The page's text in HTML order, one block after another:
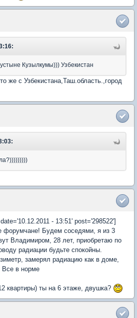
Кузылкумы))) Узбекистан
же с Узбекистана,Таш.область.,город
- 13:51' post='298522']
форумчане! Будем соседями, я из 3
Владимиром, 28 лет, приобретаю по
радиации будьте спокойны.
замерял радиацию как в доме,
Все в норме
квартиры) ты на 6 этаже, двушка?